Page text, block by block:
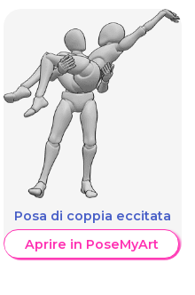
Posa di coppia eccitata
Aprire in PoseMyArt